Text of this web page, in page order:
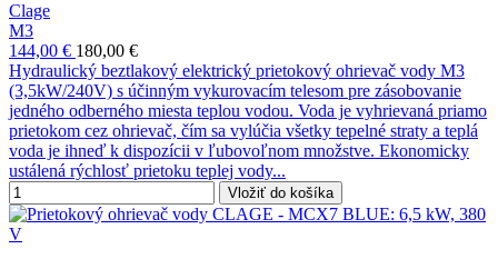
Clage
M3
144,00 € 180,00 €
Hydraulický beztlakový elektrický prietokový ohrievač vody M3
(3,5kW/240V) s účinným vykurovacím telesom pre zásobovanie
jedného odberného miesta teplou vodou. Voda je vyhrievaná priamo
prietokom cez ohrievač, čím sa vylúčia všetky tepelné straty a teplá
voda je ihneď k dispozícii v ľubovoľnom množstve. Ekonomicky
ustálená rýchlosť prietoku teplej vody...
Vložiť do košíka